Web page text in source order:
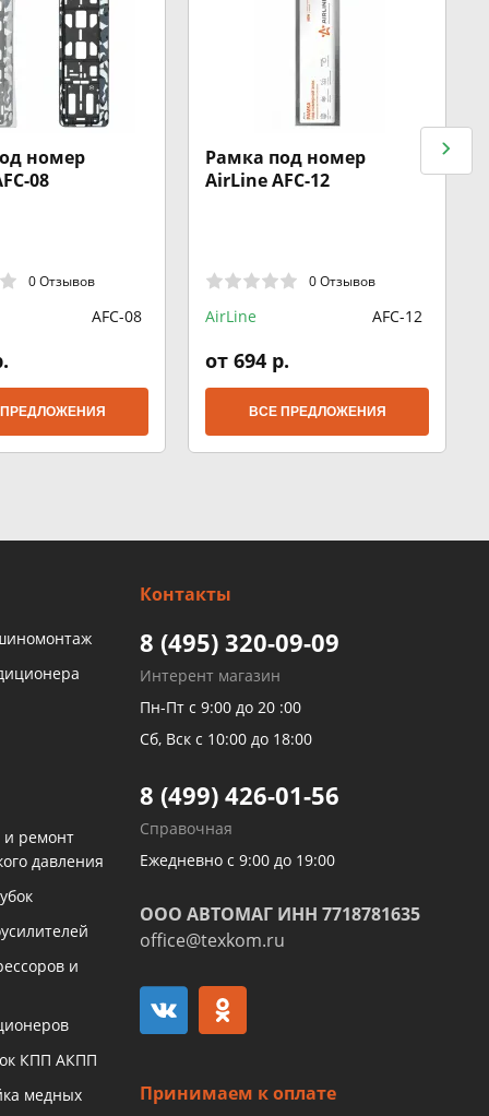
номер
08
0 Отзывов
AFC-08
Рамка под номер
AirLine AFC-12
0 Отзывов
AirLine AFC-12
от 694 р.
ВСЕ ПРЕДЛОЖЕНИЯ
и ремонт
давления
и
КПП АКПП
медных
Контакты
8 (495) 320-09-09
Интерент магазин
Пн-Пт с 9:00 до 20 :00
Сб, Вск с 10:00 до 18:00
8 (499) 426-01-56
Справочная
Ежедневно с 9:00 до 19:00
ООО АВТОМАГ ИНН 7718781635
office@texkom.ru
Принимаем к оплате